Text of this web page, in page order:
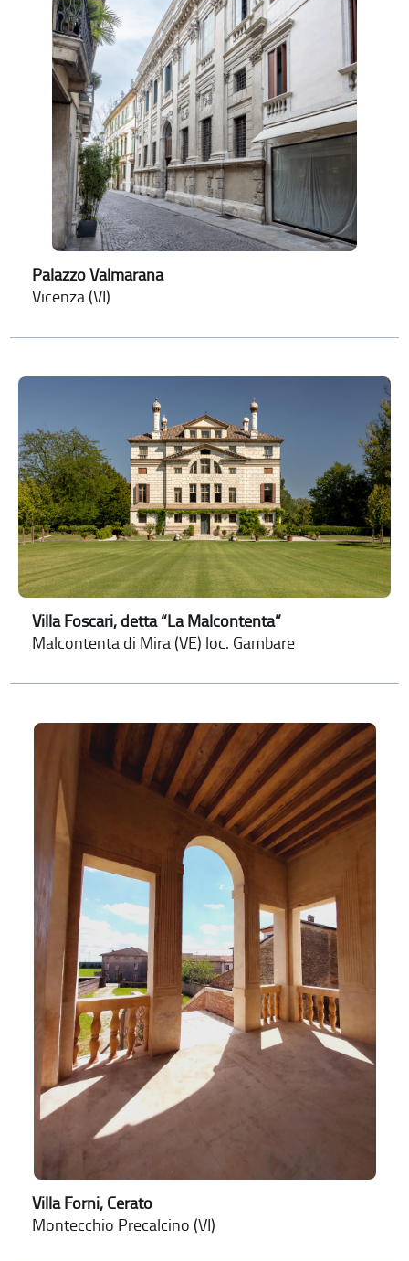
Palazzo Valmarana
Vicenza (VI)
Villa Foscari, detta “La Malcontenta”
Malcontenta di Mira (VE) loc. Gambare
Villa Forni, Cerato
Montecchio Precalcino (VI)